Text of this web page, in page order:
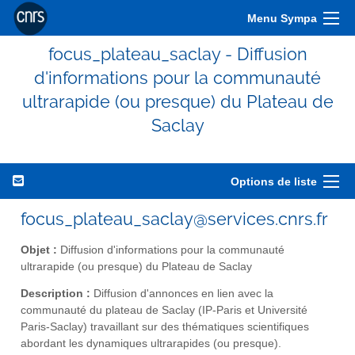
Menu Sympa
focus_plateau_saclay - Diffusion
d'informations pour la communauté
ultrarapide (ou presque) du Plateau de
Saclay
Options de liste
focus_plateau_saclay@services.cnrs.fr
Objet : Diffusion d'informations pour la communauté
ultrarapide (ou presque) du Plateau de Saclay
Description : Diffusion d'annonces en lien avec la
communauté du plateau de Saclay (IP-Paris et Université
Paris-Saclay) travaillant sur des thématiques scientifiques
abordant les dynamiques ultrarapides (ou presque).